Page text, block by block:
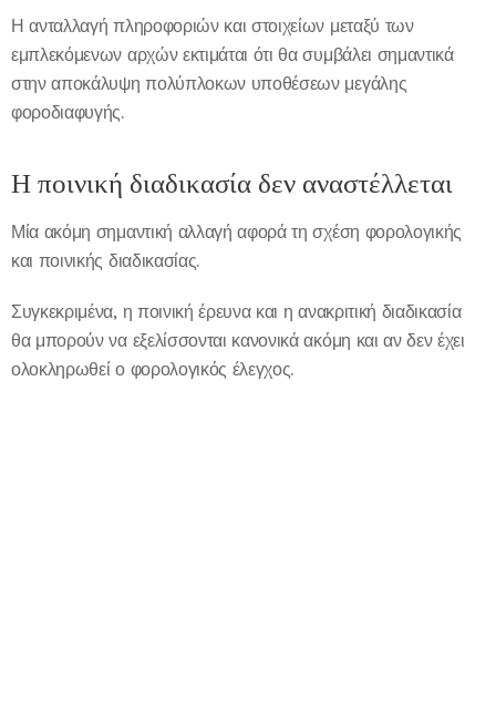
Η ανταλλαγή πληροφοριών και στοιχείων μεταξύ των
εμπλεκόμενων αρχών εκτιμάται ότι θα συμβάλει σημαντικά
στην αποκάλυψη πολύπλοκων υποθέσεων μεγάλης
φοροδιαφυγής.
Η ποινική διαδικασία δεν αναστέλλεται
Μία ακόμη σημαντική αλλαγή αφορά τη σχέση φορολογικής
και ποινικής διαδικασίας.
Συγκεκριμένα, η ποινική έρευνα και η ανακριτική διαδικασία
θα μπορούν να εξελίσσονται κανονικά ακόμη και αν δεν έχει
ολοκληρωθεί ο φορολογικός έλεγχος.